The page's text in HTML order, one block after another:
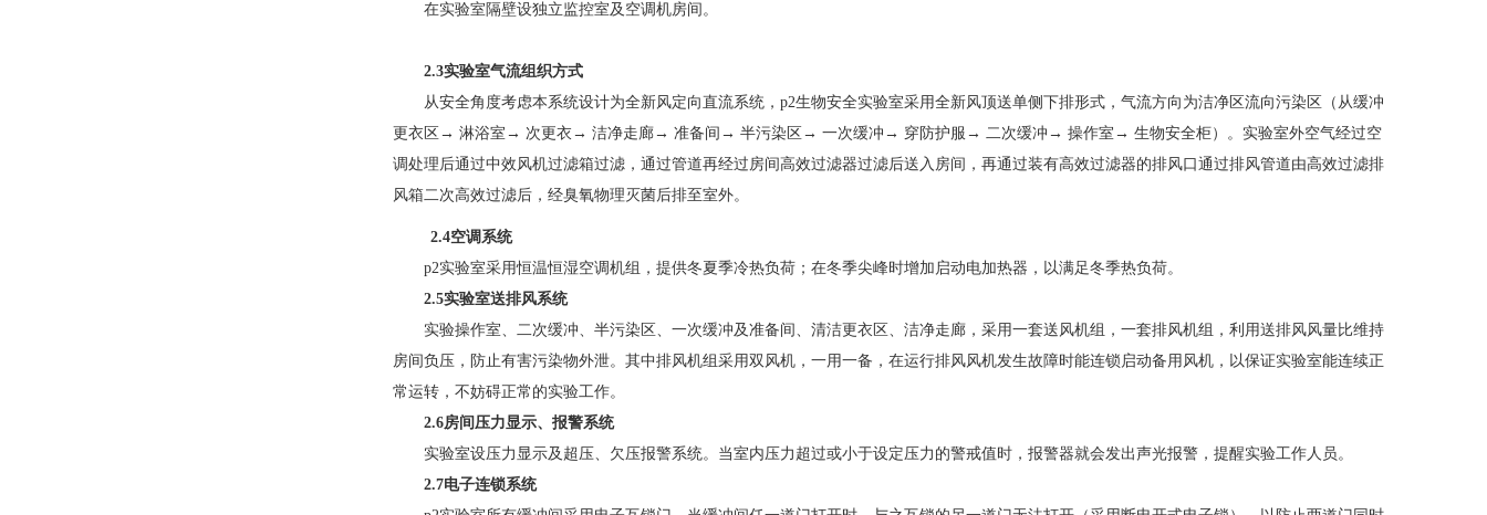
在实验室隔壁设独立监控室及空调机房间。
2.3实验室气流组织方式
从安全角度考虑本系统设计为全新风定向直流系统， p2生物安全实验室采用全新风顶送单侧下排形式，气流方向为洁净区流向污染区（从缓冲
更衣区 → 淋浴室 → 次更衣→ 洁净走廊→ 准备间 → 半污染区 → 一次缓冲 → 穿防护服 → 二次缓冲 → 操作室 → 生物安全柜）。实验室外空气经过空
调处理后通过中效风机过滤箱过滤，通过管道再经过房间高效过滤器过滤后送入房间，再通过装有高效过滤器的排风口通过排风管道由高效过滤排
风箱二次高效过滤后，经臭氧物理灭菌后排至室外。
2.4空调系统
p2实验室采用恒温恒湿空调机组，提供冬夏季冷热负荷；在冬季尖峰时增加启动电加热器，以满足冬季热负荷。
2.5实验室送排风系统
实验操作室、二次缓冲、半污染区、一次缓冲及准备间、清洁更衣区、洁净走廊，采用一套送风机组，一套排风机组，利用送排风风量比维持
房间负压，防止有害污染物外泄。其中排风机组采用双风机，一用一备，在运行排风风机发生故障时能连锁启动备用风机，以保证实验室能连续正
常运转，不妨碍正常的实验工作。
2.6房间压力显示、报警系统
实验室设压力显示及超压、欠压报警系统。当室内压力超过或小于设定压力的警戒值时，报警器就会发出声光报警，提醒实验工作人员。
2.7电子连锁系统